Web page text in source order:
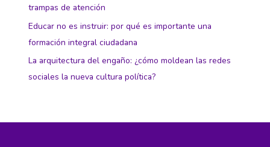
trampas de atención
Educar no es instruir: por qué es importante una
formación integral ciudadana
La arquitectura del engaño: ¿cómo moldean las redes
sociales la nueva cultura política?